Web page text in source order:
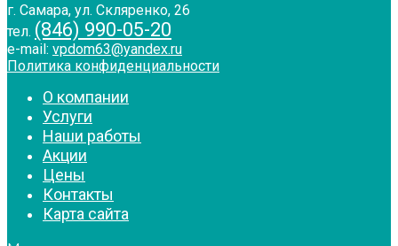
г. Самара, ул. Скляренко, 26
тел. (846) 990-05-20
e-mail: vpdom63@yandex.ru
Политика конфиденциальности
О компании
Услуги
Наши работы
Акции
Цены
Контакты
Карта сайта